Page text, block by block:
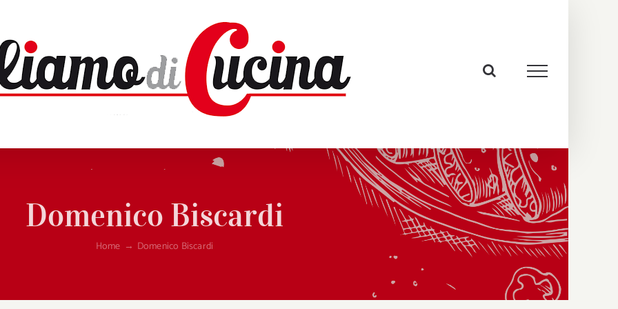
Domenico Biscardi
Home → Domenico Biscardi